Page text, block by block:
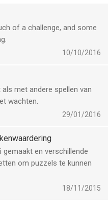
van AppyNation Ltd. is
met iOS versie 8.0 of
Jig Saw Puzzleis het
of a challenge, and some
10/10/2016
met andere spellen van
wachten.
29/01/2016
en verschillende
om puzzels te kunnen
van de puzzels heeft (veel
je of geld uit moet geven
18/11/2015